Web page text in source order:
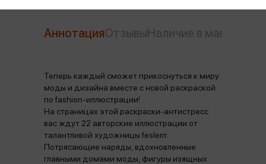
Аннотация
Теперь каждый сможет прикоснуться к миру
моды и дизайна вместе с новой раскраской
по fashion-иллюстрации!
На страницах этой раскраски-антистресс
вас ждут 22 авторские иллюстрации от
талантливой художницы feslerrr.
Потрясающие наряды, вдохновленные
главными домами моды, фигуры изящных